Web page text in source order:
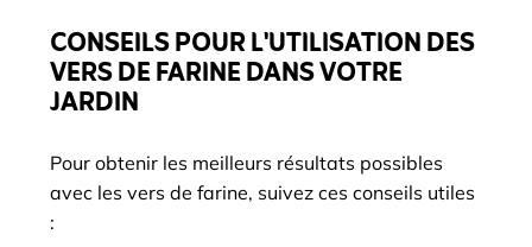
CONSEILS POUR L'UTILISATION DES
VERS DE FARINE DANS VOTRE
JARDIN
Pour obtenir les meilleurs résultats possibles
avec les vers de farine, suivez ces conseils utiles
: